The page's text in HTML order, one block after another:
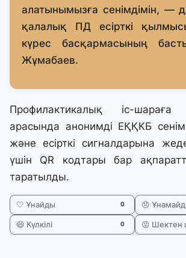
алатынымызға сенімдімін, —
қалалық ПД есірткі
күрес басқармасының
Жұмабаев.
Профилактикалық іс-шараға
арасында анонимді ЕҚҚКБ
және есірткі сигналдарына
үшін QR кодтары бар
таратылды.
🤍 Ұнайды 0 😞
😄 Күлкілі 0 😡 Шектен